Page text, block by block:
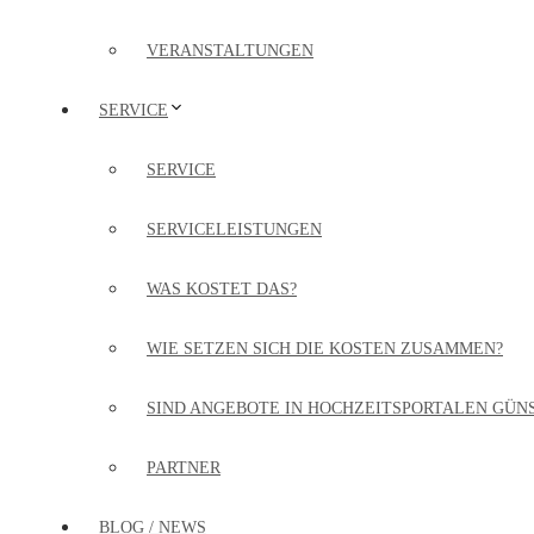
VERANSTALTUNGEN
SERVICE
SERVICE
SERVICELEISTUNGEN
WAS KOSTET DAS?
WIE SETZEN SICH DIE KOSTEN ZUSAMMEN?
SIND ANGEBOTE IN HOCHZEITSPORTALEN
PARTNER
BLOG / NEWS